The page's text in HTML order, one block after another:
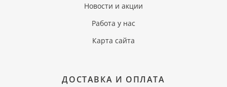
Новости и акции
Работа у нас
Карта сайта
ДОСТАВКА И ОПЛАТА